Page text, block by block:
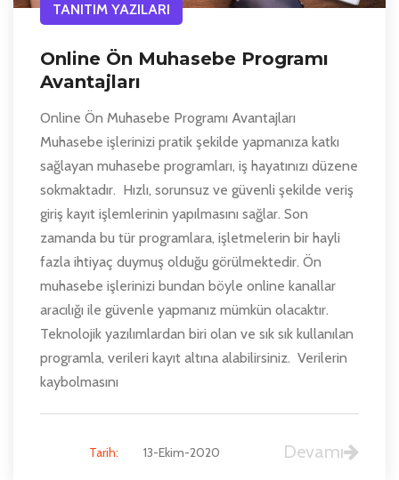
TANITIM YAZILARI
Online Ön Muhasebe Programı
Avantajları
Online Ön Muhasebe Programı Avantajları
Muhasebe işlerinizi pratik şekilde yapmanıza katkı
sağlayan muhasebe programları, iş hayatınızı düzene
sokmaktadır. Hızlı, sorunsuz ve güvenli şekilde veriş
giriş kayıt işlemlerinin yapılmasını sağlar. Son
zamanda bu tür programlara, işletmelerin bir hayli
fazla ihtiyaç duymuş olduğu görülmektedir. Ön
muhasebe işlerinizi bundan böyle online kanallar
aracılığı ile güvenle yapmanız mümkün olacaktır.
Teknolojik yazılımlardan biri olan ve sık sık kullanılan
programla, verileri kayıt altına alabilirsiniz. Verilerin
kaybolmasını
Tarih: 13-Ekim-2020 Devamı